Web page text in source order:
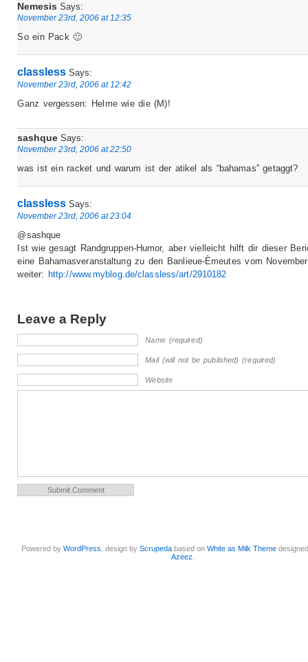
Nemesis Says:
November 23rd, 2006 at 12:35
So ein Pack 🙂
classless Says:
November 23rd, 2006 at 12:42
Ganz vergessen: Helme wie die (M)!
sashque Says:
November 23rd, 2006 at 22:50
was ist ein racket und warum ist der atikel als “bahamas” getaggt?
classless Says:
November 23rd, 2006 at 23:04
@sashque
Ist wie gesagt Randgruppen-Humor, aber vielleicht hilft dir dieser
eine Bahamasveranstaltung zu den Banlieue-Èmeutes vom
weiter: http://www.myblog.de/classless/art/2910182
Leave a Reply
Name (required)
Mail (will not be published) (required)
Website
Powered byWordPress , design byScrupeda based onWhite as Milk Theme
Azeez